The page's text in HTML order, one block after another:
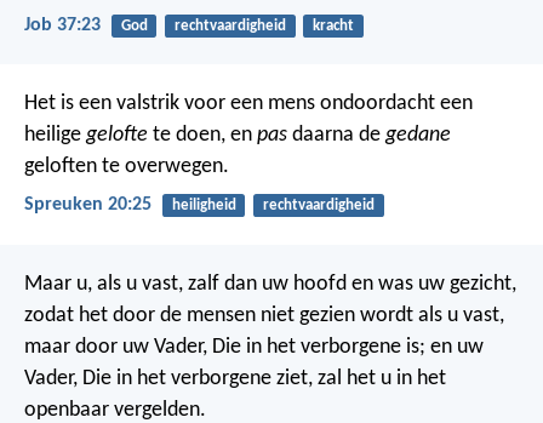
Job 37:23 God rechtvaardigheid kracht
Het is een valstrik voor een mens ondoordacht een
heiligegelofte te doen, en pas daarna degedane
geloften te overwegen.
Spreuken 20:25 heiligheid rechtvaardigheid
Maar u, als u vast, zalf dan uw hoofd en was uw gezicht,
zodat het door de mensen niet gezien wordt als u vast,
maar door uw Vader, Die in het verborgene is; en uw
Vader, Die in het verborgene ziet, zal het u in het
openbaar vergelden.